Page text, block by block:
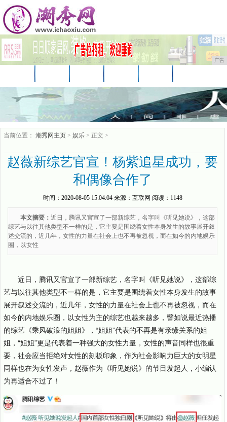
广告
企业 游戏
当前位置： 潮秀网主页 > 娱乐 > 正文 >
赵薇新综艺官宣！杨紫追星成功，要
和偶像合作了
时间： 2020-08-05 15:04:04来源： 互联网 阅读：1148
本文摘要： 近日，腾讯又官宣了一部新综艺，名字叫《听见她说》，这部
综艺与以往其他类型不一样的是，它主要是围绕着女性本身发生的故事展开叙
述交流的，近几年，女性的力量在社会上也不再被忽视，而在如今的内地娱乐
圈，以女性
近日，腾讯又官宣了一部新综艺，名字叫《听见她说》，这部综
艺与以往其他类型不一样的是，它主要是围绕着女性本身发生的故事
展开叙述交流的，近几年，女性的力量在社会上也不再被忽视，而在
如今的内地娱乐圈，以女性为主的综艺也越来越多，譬如说最近热播
的综艺《乘风破浪的姐姐》，“姐姐”代表的不再是有亲缘关系的姐
姐，“姐姐”更是代表着一种强大的女性力量，女性的声音同样也很重
要，社会应当拒绝对女性的刻板印象，作为社会影响力巨大的女明星
同样也在为女性发声，赵薇作为《听见她说》的节目发起人，小编认
为再适合不过了！